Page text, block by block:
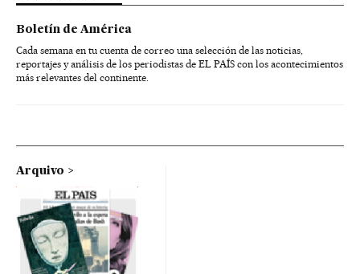
Boletín de América
Cada semana en tu cuenta de correo una selección de las noticias,
reportajes y análisis de los periodistas de EL PAÍS con los acontecimientos
más relevantes del continente.
Arquivo